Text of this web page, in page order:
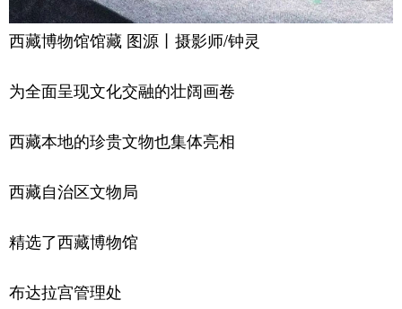
西藏博物馆馆藏 图源丨摄影师/钟灵
为全面呈现文化交融的壮阔画卷
西藏本地的珍贵文物也集体亮相
西藏自治区文物局
精选了西藏博物馆
布达拉宫管理处